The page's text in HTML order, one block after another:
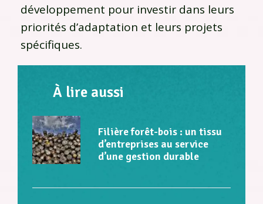
développement pour investir dans leurs
priorités d’adaptation et leurs projets
spécifiques.
À lire aussi
Filière forêt-bois : un tissu
d’entreprises au service
d’une gestion durable